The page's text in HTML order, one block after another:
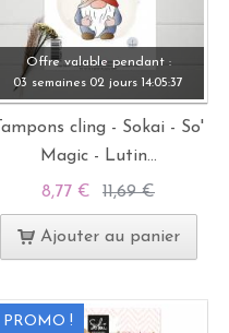
Offre valable pendant :
03 semaines 02 jours 14:05:37
Tampons cling - Sokai - So'
Magic - Lutin...
8,77 € 11,69 €
Ajouter au panier
PROMO !